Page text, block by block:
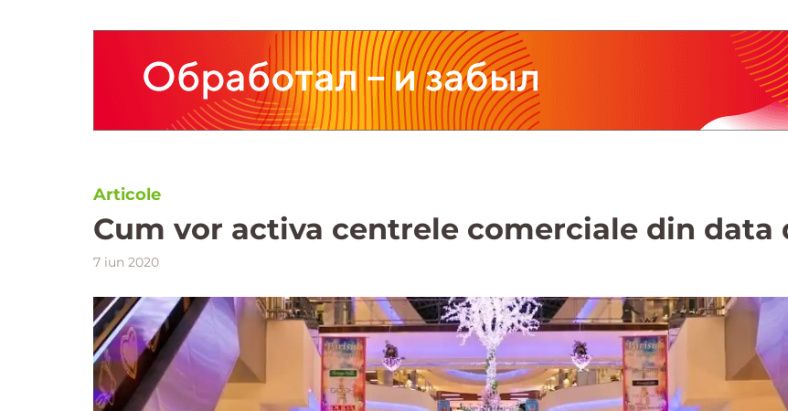
Articole
Cum vor activa centrele comerciale din data
7 iun 2020